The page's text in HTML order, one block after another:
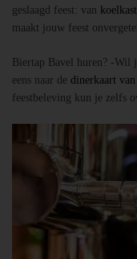
geslaagd feest: van
maakt jouw feest
Biertap Bavel huren? -Wil
eens naar de dinerkaart
feestbeleving kun je zelfs